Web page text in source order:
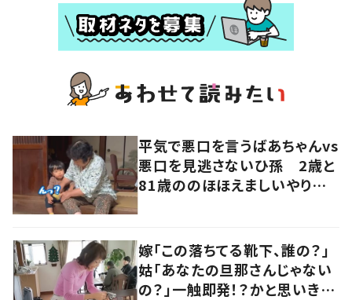
平気で悪口を言うばあちゃんvs
悪口を見逃さないひ孫 2歳と
81歳ののほほえましいやり取り
嫁「この落ちてる靴下、誰の？」
姑「あなたの旦那さんじゃない
の？」一触即発！？かと思いき